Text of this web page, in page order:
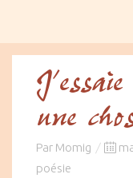
une
Par Momig
poésie